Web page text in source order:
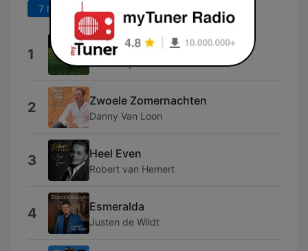
7 hari terakhir 30 hari terakhir
1 Patronen
Zoë Livay
2 Zwoele Zomernachten
Danny Van Loon
3 Heel Even
Robert van Hemert
4 Esmeralda
Justen de Wildt